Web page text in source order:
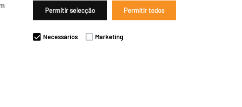
Permitir selecção Permitir todos
Necessários Marketing